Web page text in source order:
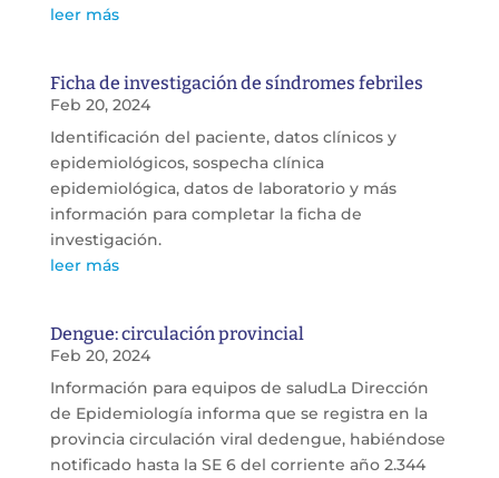
leer más
Ficha de investigación de síndromes febriles
Feb 20, 2024
Identificación del paciente, datos clínicos y
epidemiológicos, sospecha clínica
epidemiológica, datos de laboratorio y más
información para completar la ficha de
investigación.
leer más
Dengue: circulación provincial
Feb 20, 2024
Información para equipos de saludLa Dirección
de Epidemiología informa que se registra en la
provincia circulación viral dedengue, habiéndose
notificado hasta la SE 6 del corriente año 2.344